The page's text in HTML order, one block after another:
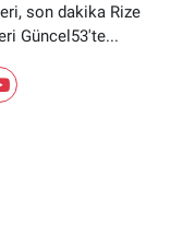
son dakika Rize
Güncel53'te...